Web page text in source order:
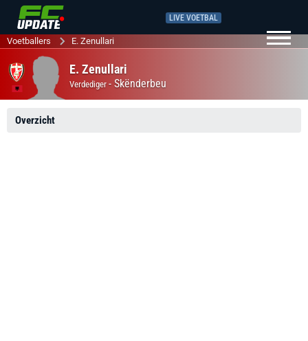
LIVE VOETBAL
Voetballers E. Zenullari
E. Zenullari
Verdediger - Skënderbeu
Overzicht